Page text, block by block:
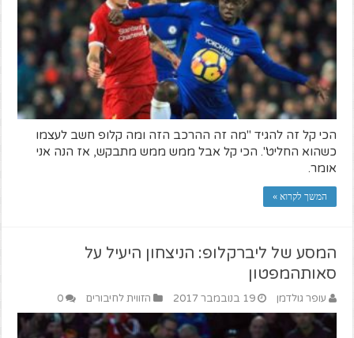
הכי קל זה להגיד "מה זה ההרכב הזה ומה קלופ חשב לעצמו
כשהוא החליט". הכי קל אבל ממש ממש מתבקש, אז הנה אני
אומר.
המשך לקרוא »
המסע של ליברקלופ: הניצחון היעיל על
סאותהמפטון
עופר גולדמן 19 בנובמבר 2017 הזווית לחיבורים 0